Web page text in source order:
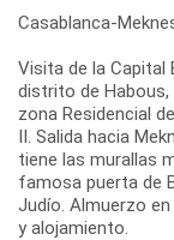
Casablanca-
Visita de la Capital
distrito de Habous,
zona Residencial
II. Salida hacia
tiene las murallas
famosa puerta de
Judío. Almuerzo
y alojamiento.